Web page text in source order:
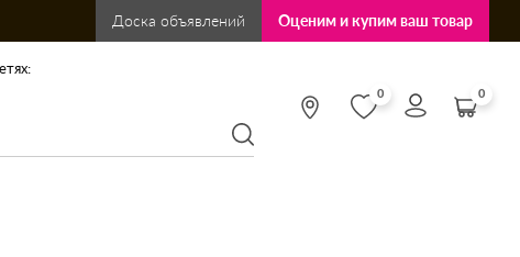
Доска объявлений Оценим и купим ваш товар
0 0